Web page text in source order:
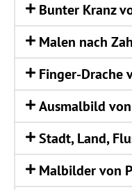
Bun­ter Kranz
Malen nach
Fin­ger-Dra­che
Aus­mal­bild
Stadt, Land,
Mal­bil­der von